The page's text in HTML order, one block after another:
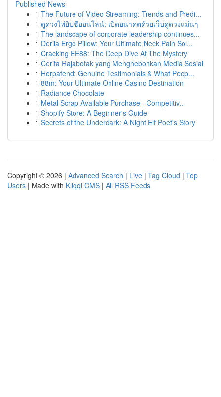
Published News
1 The Future of Video Streaming: Trends and Predi...
1 ดูดวงไพ่ยิปซีออนไลน์: เปิดอนาคตด้วยเว็บดูดวงแม่นๆ
1 The landscape of corporate leadership continues...
1 Derila Ergo Pillow: Your Ultimate Neck Pain Sol...
1 Cracking EE88: The Deep Dive At The Mystery
1 Cerita Rajabotak yang Menghebohkan Media Sosial
1 Herpafend: Genuine Testimonials & What Peop...
1 88m: Your Ultimate Online Casino Destination
1 Radiance Chocolate
1 Metal Scrap Available Purchase - Competitiv...
1 Shopify Store: A Beginner's Guide
1 Secrets of the Underdark: A Night Elf Poet's Story
Copyright © 2026 | Advanced Search | Live | Tag Cloud | Top
Users | Made with Kliqqi CMS | All RSS Feeds